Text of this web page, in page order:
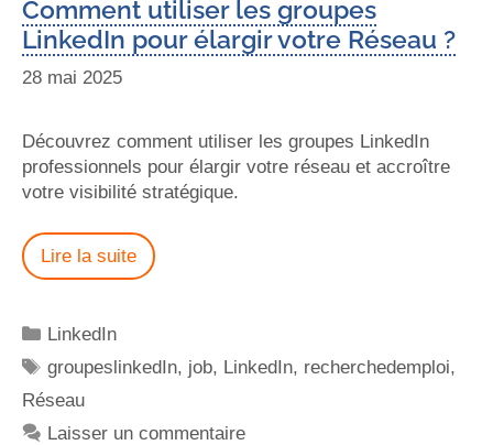
Comment utiliser les groupes
LinkedIn pour élargir votre Réseau ?
28 mai 2025
Découvrez comment utiliser les groupes LinkedIn
professionnels pour élargir votre réseau et accroître
votre visibilité stratégique.
Lire la suite
LinkedIn
groupeslinkedIn, job, LinkedIn, recherchedemploi,
Réseau
Laisser un commentaire